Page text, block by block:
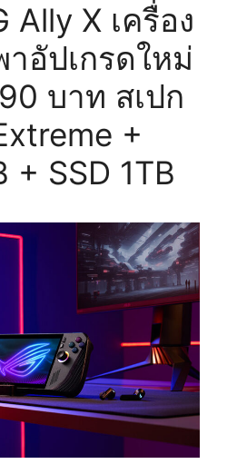
Ally X เครื่อง
าอัปเกรดใหม่
บาท สเปก
+
+ SSD 1TB